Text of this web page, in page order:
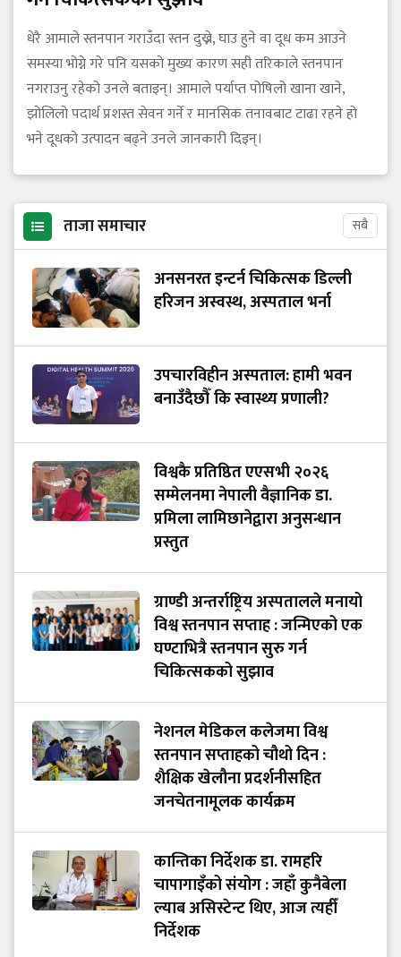
धेरै आमाले स्तनपान गराउँदा स्तन दुख्ने, घाउ हुने वा दूध कम आउने
समस्या भोग्ने गरे पनि यसको मुख्य कारण सही तरिकाले स्तनपान
नगराउनु रहेको उनले बताइन्। आमाले पर्याप्त पोषिलो खाना खाने,
झोलिलो पदार्थ प्रशस्त सेवन गर्ने र मानसिक तनावबाट टाढा रहने हो
भने दूधको उत्पादन बढ्ने उनले जानकारी दिइन्।
ताजा समाचार सबै
अनसनरत इन्टर्न चिकित्सक डिल्ली
हरिजन अस्वस्थ, अस्पताल भर्ना
उपचारविहीन अस्पताल: हामी भवन
बनाउँदैछौँ कि स्वास्थ्य प्रणाली?
विश्वकै प्रतिष्ठित एएसभी २०२६
सम्मेलनमा नेपाली वैज्ञानिक डा.
प्रमिला लामिछानेद्वारा अनुसन्धान
प्रस्तुत
ग्राण्डी अन्तर्राष्ट्रिय अस्पतालले मनायो
विश्व स्तनपान सप्ताह : जन्मिएको एक
घण्टाभित्रै स्तनपान सुरु गर्न
चिकित्सकको सुझाव
नेशनल मेडिकल कलेजमा विश्व
स्तनपान सप्ताहको चौथो दिन :
शैक्षिक खेलौना प्रदर्शनीसहित
जनचेतनामूलक कार्यक्रम
कान्तिका निर्देशक डा. रामहरि
चापागाइँको संयोग : जहाँ कुनैबेला
ल्याब असिस्टेन्ट थिए, आज त्यहीँ
निर्देशक